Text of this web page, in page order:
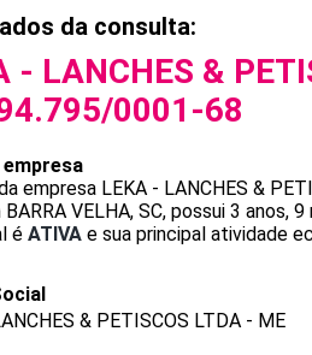
da consulta:
- LANCHES &
0001-68
empresa LEKA - LANCHES &
VELHA, SC, possui 3
é ATIVA e sua principal atividade
& PETISCOS LTDA - ME